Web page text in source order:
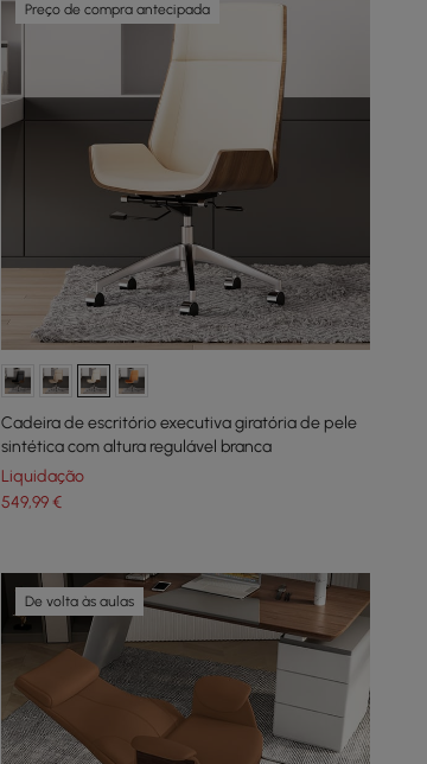
Preço de compra antecipada
Cadeira de escritório executiva giratória de pele
sintética com altura regulável branca
Liquidação
549,99€
De volta às aulas